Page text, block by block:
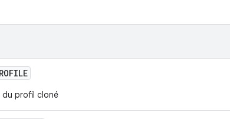
du profil cloné